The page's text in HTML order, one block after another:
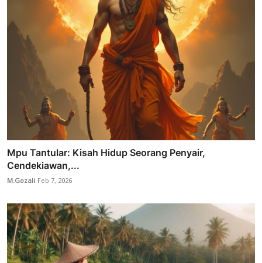
Mpu Tantular: Kisah Hidup Seorang Penyair,
Cendekiawan,...
M.Gozali Feb 7, 2026